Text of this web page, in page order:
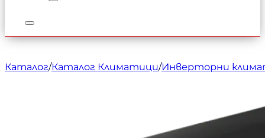
Каталог/Каталог Климатици/Инверторни